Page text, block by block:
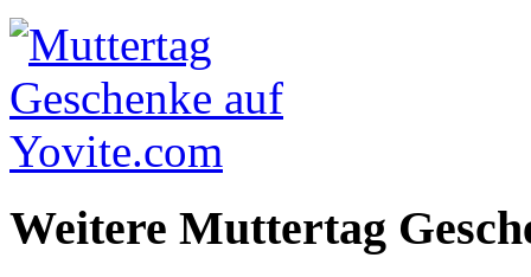
Weitere Muttertag